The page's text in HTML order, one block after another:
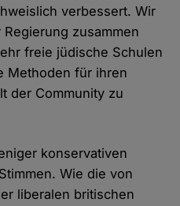
verbessert. Wir
zusammen
freie jüdische Schulen
Methoden für ihren
der Community zu
konservativen
Wie die von
liberalen britischen